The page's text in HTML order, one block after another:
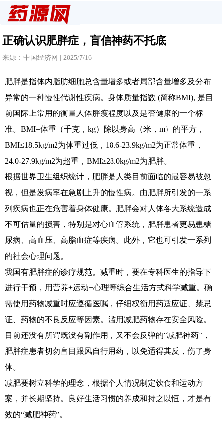
正确认识肥胖症，盲信神药不托底
来源：中国经济网 | 2025/7/16
肥胖是指体内脂肪细胞总含量增多或者局部含量增多及分布
异常的一种慢性代谢性疾病。身体质量指数 (简称BMI), 是目
前国际上常用的衡量人体胖瘦程度以及是否健康的一个标
准。BMI=体重（千克，kg）除以身高（米，m）的平方，
BMI≤18.5kg/m2为体重过低，18.6-23.9kg/m2为正常体重，
24.0-27.9kg/m2为超重，BMI≥28.0kg/m2为肥胖。
根据世界卫生组织统计，肥胖是人类目前面临的最容易被忽
视，但是发病率在急剧上升的慢性病。由肥胖所引发的一系
列疾病也正在危害着身体健康。肥胖会对人体各大系统造成
不可估量的损害，特别是对心血管系统，肥胖患者更易患糖
尿病、高血压、高脂血症等疾病。此外，它也可引发一系列
的社会心理问题。
我国有肥胖症的诊疗规范。减重时，要在专科医生的指导下
进行干预，用营养+运动+心理等综合生活方式科学减重。确
需使用药物减重时应遵循医嘱，仔细权衡用药适应证、禁忌
证、药物的不良反应等因素。滥用减肥药物存在安全风险。
目前还没有所谓既没有副作用，又不会反弹的“减肥神药”，
肥胖症患者切勿盲目跟风自行用药，以免适得其反，伤了身
体。
减肥要树立科学的理念，根据个人情况制定饮食和运动方
案，并长期坚持。良好生活习惯的养成和持之以恒，才是有
效的“减肥神药”。